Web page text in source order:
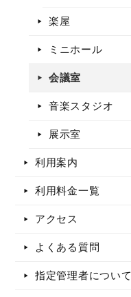
楽屋
ミニホール
会議室
音楽スタジオ
展示室
利用案内
利用料金一覧
アクセス
よくある質問
指定管理者について